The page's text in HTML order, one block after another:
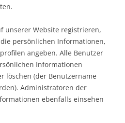
unserer Website registrieren,
persönlichen Informationen,
angeben. Alle Benutzer
Informationen
löschen (der Benutzername
Administratoren der
ebenfalls einsehen